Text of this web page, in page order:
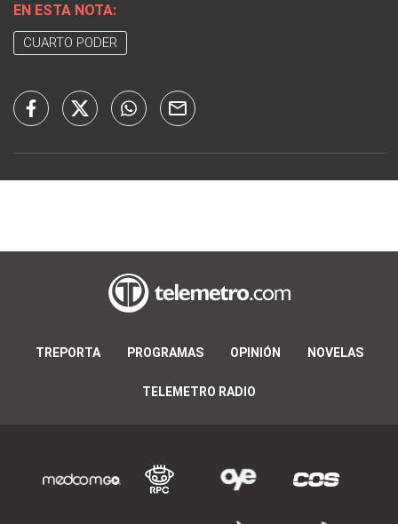
EN ESTA NOTA:
CUARTO PODER
TREPORTA PROGRAMAS OPINIÓN NOVELAS
TELEMETRO RADIO